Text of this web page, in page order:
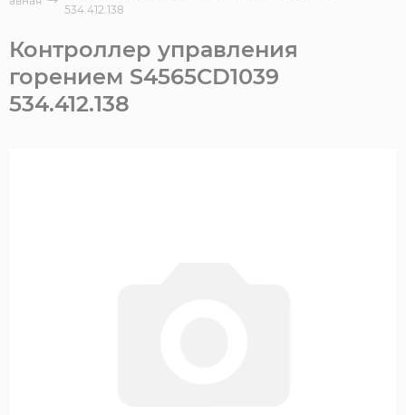
534.412.138
Контроллер управления
горением S4565CD1039
534.412.138